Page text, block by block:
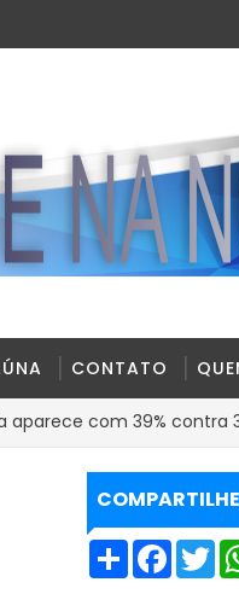
CONTATO
com 39% contra 30% de
S
F
T
w